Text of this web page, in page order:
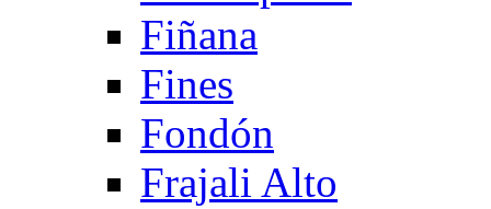
Fiñana
Fines
Fondón
Frajali Alto